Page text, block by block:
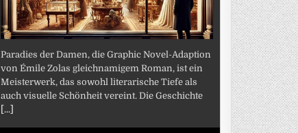
Paradies der Damen, die Graphic Novel-Adaption
von Émile Zolas gleichnamigem Roman, ist ein
Meisterwerk, das sowohl literarische Tiefe als
auch visuelle Schönheit vereint. Die Geschichte
[...]